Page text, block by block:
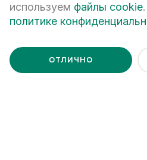
используем файлы cookie
политике
ОТЛИЧНО